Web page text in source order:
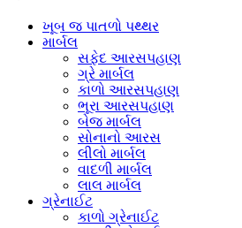
ખૂબ જ પાતળો પથ્થર
માર્બલ
સફેદ આરસપહાણ
ગ્રે માર્બલ
કાળો આરસપહાણ
ભૂરા આરસપહાણ
બેજ માર્બલ
સોનાનો આરસ
લીલો માર્બલ
વાદળી માર્બલ
લાલ માર્બલ
ગ્રેનાઈટ
કાળો ગ્રેનાઈટ